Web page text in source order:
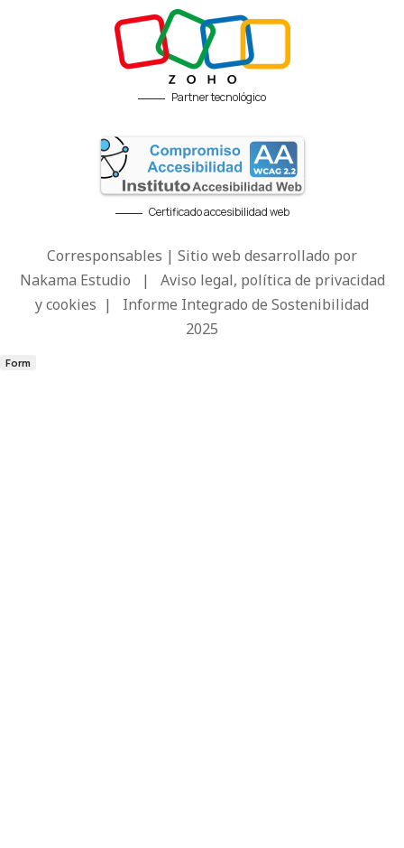
Partner tecnológico
Certificado accesibilidad web
Corresponsables | Sitio web desarrollado por
Nakama Estudio | Aviso legal, política de privacidad
y cookies | Informe Integrado de Sostenibilidad
2025
Form